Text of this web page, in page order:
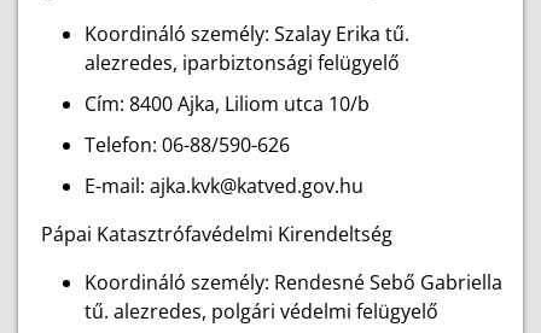
Koordináló személy: Szalay Erika tű.
alezredes, iparbiztonsági felügyelő
Cím: 8400 Ajka, Liliom utca 10/b
Telefon: 06-88/590-626
E-mail: ajka.kvk@katved.gov.hu
Pápai Katasztrófavédelmi Kirendeltség
Koordináló személy: Rendesné Sebő Gabriella
tű. alezredes, polgári védelmi felügyelő